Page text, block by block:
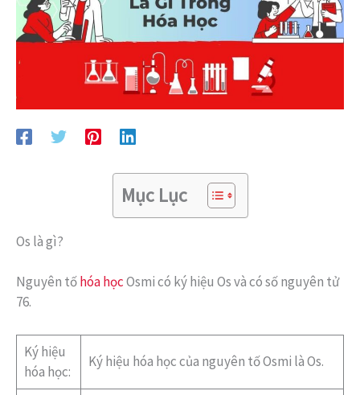
Mục Lục
Os là gì?
Nguyên tốhóa họcOsmi có ký hiệu Os và có số nguyên tử
76.
Ký hiệu
hóa học:
Ký hiệu hóa học của nguyên tố Osmi là Os.